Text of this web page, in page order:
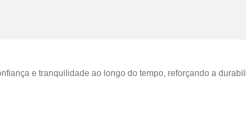
e tranquilidade ao longo do tempo, reforçando a